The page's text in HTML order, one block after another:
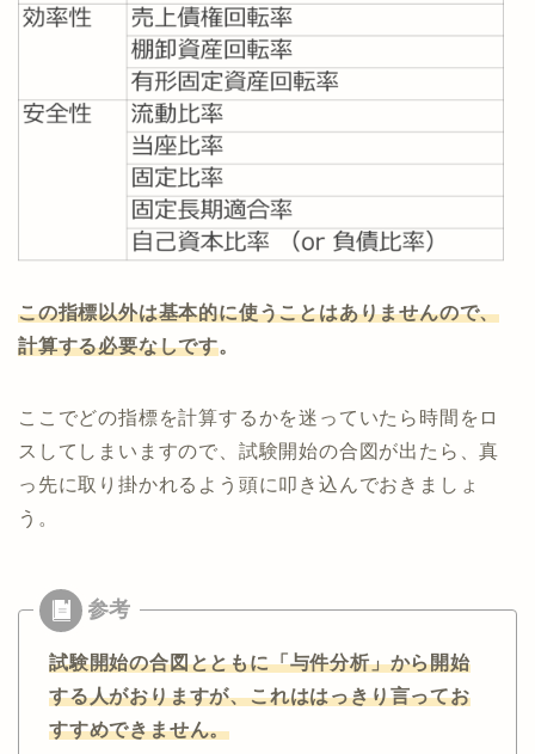
この指標以外は基本的に使うことはありませんので、
計算する必要なしです。
ここでどの指標を計算するかを迷っていたら時間をロ
スしてしまいますので、試験開始の合図が出たら、真
っ先に取り掛かれるよう頭に叩き込んでおきましょ
う。
試験開始の合図とともに「与件分析」から開始
する人がおりますが、これははっきり言ってお
すすめできません。